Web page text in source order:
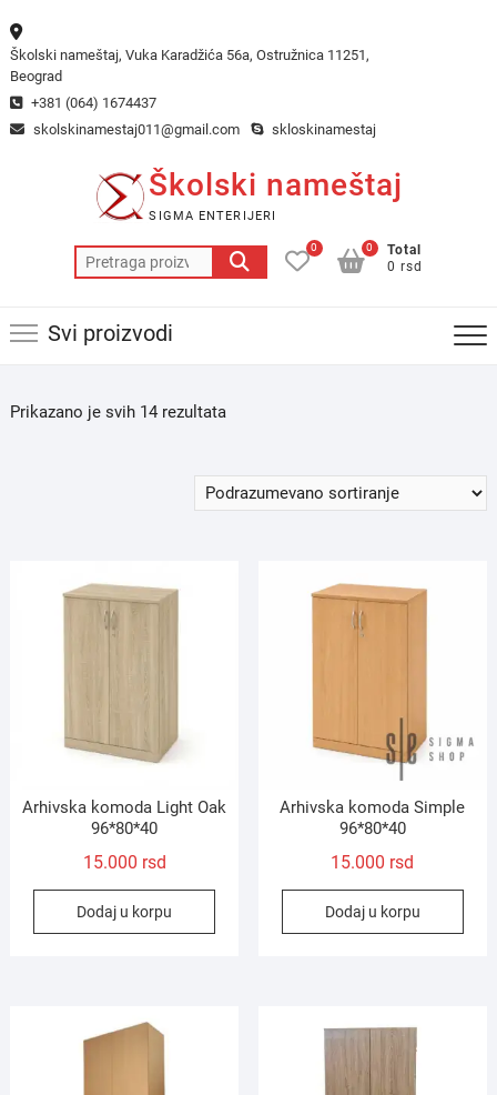
to
content
Školski nameštaj, Vuka Karadžića 56a, Ostružnica 11251,
Beograd
+381 (064) 1674437
skolskinamestaj011@gmail.com
skloskinamestaj
Školski nameštaj
SIGMA ENTERIJERI
Pretraga
za:
0
Total
0 rsd
0
Svi proizvodi
Prikazano je svih 14 rezultata
Arhivska komoda Light Oak
96*80*40
15.000 rsd
Dodaj u korpu
Arhivska komoda Simple
96*80*40
15.000 rsd
Dodaj u korpu